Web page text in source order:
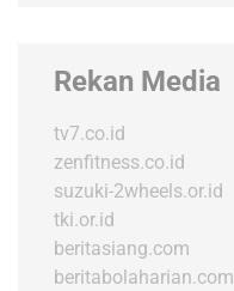
Rekan Media
tv7.co.id
zenfitness.co.id
suzuki-2wheels.or.id
tki.or.id
beritasiang.com
beritabolaharian.com